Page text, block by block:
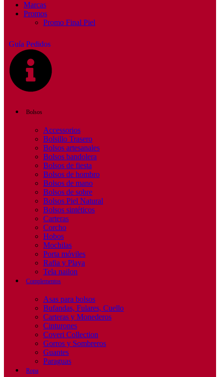
Marcas
Promos
Promo Final Piel
Guía Pedidos
Bolsos
Accessorios
Bolsillo Trasero
Bolsos artesanales
Bolsos bandolera
Bolsos de fiesta
Bolsos de hombro
Bolsos de mano
Bolsos de sobre
Bolsos Piel Natural
Bolsos sintéticos
Carteras
Corcho
Hobos
Mochilas
Porta móviles
Rafia y Playa
Tela nailon
Complementos
Asas para bolsos
Bufandas, Fulares, Cuello
Carteras y Monederos
Cinturones
Coveri Collection
Gorros y Sombreros
Guantes
Paraguas
Ropa